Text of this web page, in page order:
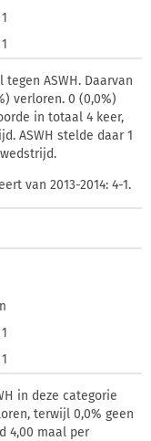
1
1
ASWH. Daarvan
verloren. 0 (0,0%)
in totaal 4 keer,
ASWH stelde daar 1
van 2013-2014: 4-1.
1
1
in deze categorie
terwijl 0,0% geen
4,00 maal per